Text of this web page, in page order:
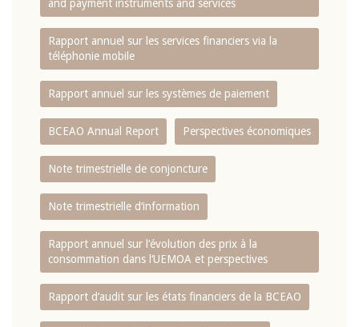
and payment instruments and services
Rapport annuel sur les services financiers via la
téléphonie mobile
Rapport annuel sur les systèmes de paiement
BCEAO Annual Report Perspectives économiques
Note trimestrielle de conjoncture
Note trimestrielle d‘information
Rapport annuel sur l‘évolution des prix à la
consommation dans l‘UEMOA et perspectives
Rapport d‘audit sur les états financiers de la BCEAO